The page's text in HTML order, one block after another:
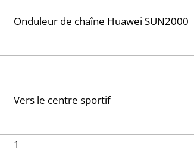
Onduleur de chaîne Huawei SUN2000
Vers le centre sportif
1